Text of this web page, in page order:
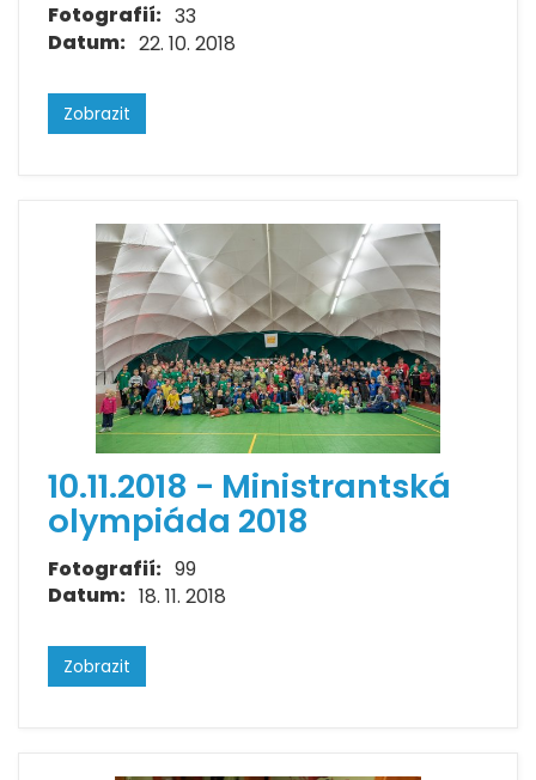
Fotografií: 33
Datum: 22. 10. 2018
Zobrazit
10.11.2018 - Ministrantská
olympiáda 2018
Fotografií: 99
Datum: 18. 11. 2018
Zobrazit